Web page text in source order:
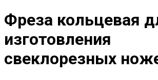
Фреза кольцевая
изготовления
свеклорезных